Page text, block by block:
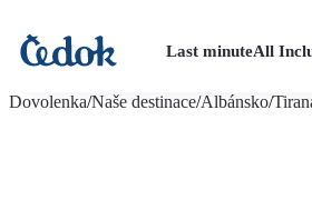
Last minuteAll
Dovolenka/Naše destinace/Albánsko/